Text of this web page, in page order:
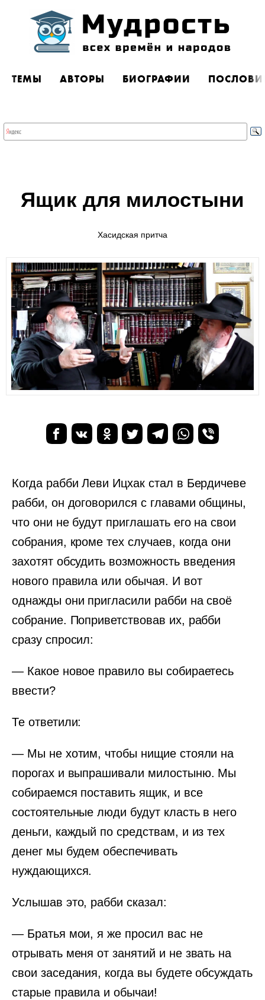
ТЕМЫ АВТОРЫ БИОГРАФИИ
Ящик для милостыни
Хасидская притча
Когда рабби Леви Ицхак стал в Бердичеве
рабби, он договорился с главами общины,
что они не будут приглашать его на свои
собрания, кроме тех случаев, когда они
захотят обсудить возможность введения
нового правила или обычая. И вот
однажды они пригласили рабби на своё
собрание. Поприветствовав их, рабби
сразу спросил:
— Какое новое правило вы собираетесь
ввести?
Те ответили:
— Мы не хотим, чтобы нищие стояли на
порогах и выпрашивали милостыню. Мы
собираемся поставить ящик, и все
состоятельные люди будут класть в него
деньги, каждый по средствам, и из тех
денег мы будем обеспечивать
нуждающихся.
Услышав это, рабби сказал:
— Братья мои, я же просил вас не
отрывать меня от занятий и не звать на
свои заседания, когда вы будете обсуждать
старые правила и обычаи!